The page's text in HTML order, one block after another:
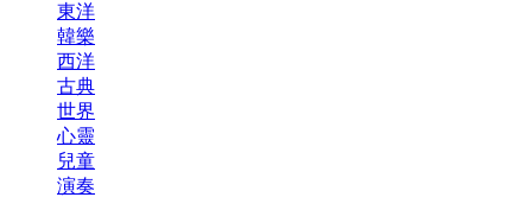
東洋
韓樂
西洋
古典
世界
心靈
兒童
演奏